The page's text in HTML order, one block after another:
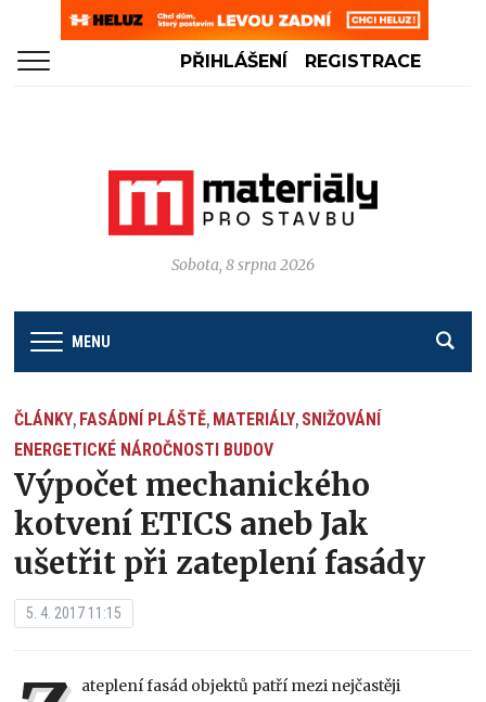
PŘIHLÁŠENÍ REGISTRACE
Sobota, 8 srpna 2026
MENU
ČLÁNKY, FASÁDNÍ PLÁŠTĚ, MATERIÁLY, SNIŽOVÁNÍ
ENERGETICKÉ NÁROČNOSTI BUDOV
Výpočet mechanického
kotvení ETICS aneb Jak
ušetřit při zateplení fasády
5. 4. 2017 11:15
ateplení fasád objektů patří mezi nejčastěji